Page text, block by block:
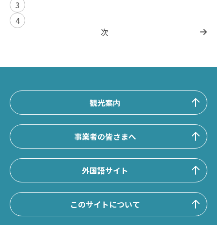
3
4
次
観光案内
事業者の皆さまへ
外国語サイト
このサイトについて